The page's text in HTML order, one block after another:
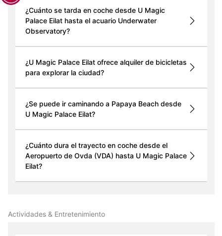
¿Cuánto se tarda en coche desde U Magic
Palace Eilat hasta el acuario Underwater
Observatory?
¿U Magic Palace Eilat ofrece alquiler de bicicletas
para explorar la ciudad?
¿Se puede ir caminando a Papaya Beach desde
U Magic Palace Eilat?
¿Cuánto dura el trayecto en coche desde el
Aeropuerto de Ovda (VDA) hasta U Magic Palace
Eilat?
Actividades & Entretenimiento